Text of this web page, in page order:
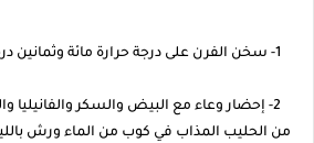
2- إحضار وعاء مع البيض والسكر والفانيليا
من الحليب المذاب في كوب من الماء ورش